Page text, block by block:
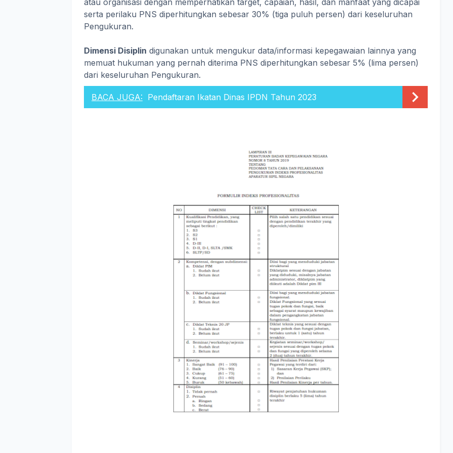
atau organisasi dengan memperhatikan target, capaian, hasil, dan manfaat yang dicapai
serta perilaku PNS diperhitungkan sebesar 30% (tiga puluh persen) dari keseluruhan
Pengukuran.
Dimensi Disiplin digunakan untuk mengukur data/informasi kepegawaian lainnya yang
memuat hukuman yang pernah diterima PNS diperhitungkan sebesar 5% (lima persen)
dari keseluruhan Pengukuran.
BACA JUGA: Pendaftaran Ikatan Dinas IPDN Tahun 2023